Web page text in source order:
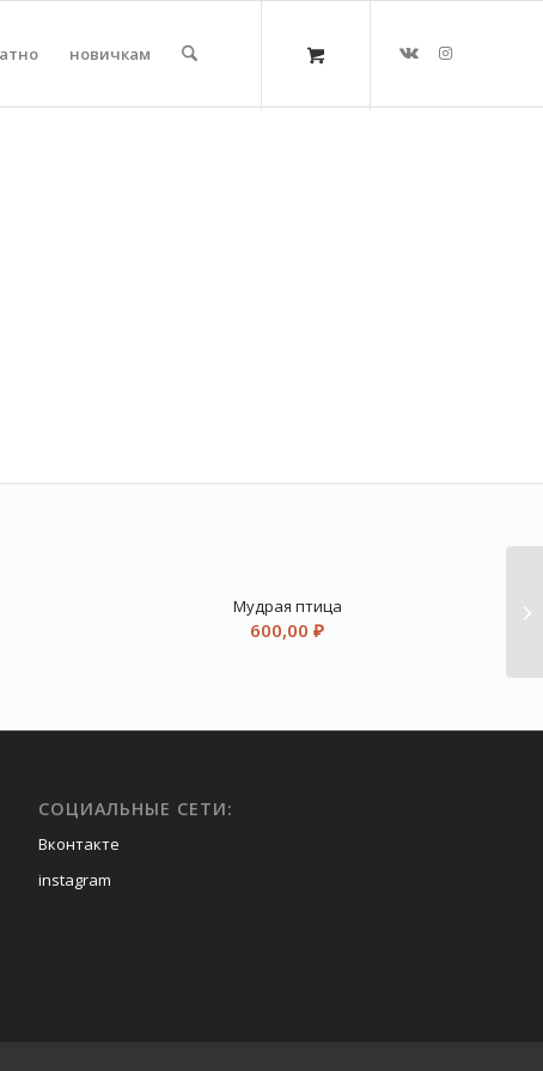
новичкам
Мудрая птица
600,00₽
СОЦИАЛЬНЫЕ СЕТИ:
Вконтакте
instagram